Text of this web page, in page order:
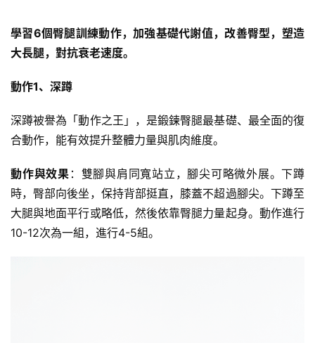
學習6個臀腿訓練動作，加強基礎代謝值，改善臀型，塑造
大長腿，對抗衰老速度。
動作1、深蹲
深蹲被譽為「動作之王」，是鍛鍊臀腿最基礎、最全面的復
合動作，能有效提升整體力量與肌肉維度。
動作與效果 ：雙腳與肩同寬站立，腳尖可略微外展。下蹲
時，臀部向後坐，保持背部挺直，膝蓋不超過腳尖。下蹲至
大腿與地面平行或略低，然後依靠臀腿力量起身。動作進行
10-12次為一組，進行4-5組。